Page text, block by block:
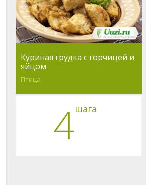
Куриная грудка с горчицей и
яйцом
Птица
4шага